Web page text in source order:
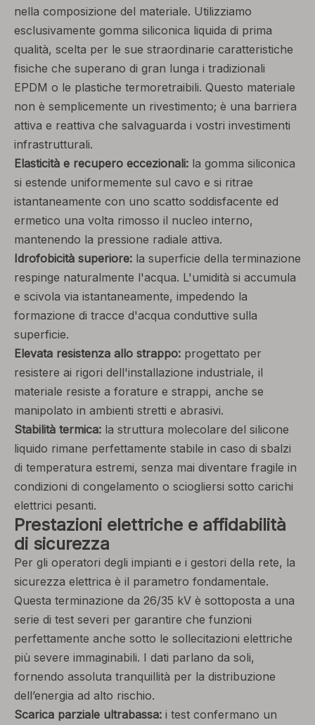
nella composizione del materiale. Utilizziamo
esclusivamente gomma siliconica liquida di prima
qualità, scelta per le sue straordinarie caratteristiche
fisiche che superano di gran lunga i tradizionali
EPDM o le plastiche termoretraibili. Questo materiale
non è semplicemente un rivestimento; è una barriera
attiva e reattiva che salvaguarda i vostri investimenti
infrastrutturali.
Elasticità e recupero eccezionali: la gomma siliconica
si estende uniformemente sul cavo e si ritrae
istantaneamente con uno scatto soddisfacente ed
ermetico una volta rimosso il nucleo interno,
mantenendo la pressione radiale attiva.
Idrofobicità superiore: la superficie della terminazione
respinge naturalmente l'acqua. L'umidità si accumula
e scivola via istantaneamente, impedendo la
formazione di tracce d'acqua conduttive sulla
superficie.
Elevata resistenza allo strappo: progettato per
resistere ai rigori dell'installazione industriale, il
materiale resiste a forature e strappi, anche se
manipolato in ambienti stretti e abrasivi.
Stabilità termica: la struttura molecolare del silicone
liquido rimane perfettamente stabile in caso di sbalzi
di temperatura estremi, senza mai diventare fragile in
condizioni di congelamento o sciogliersi sotto carichi
elettrici pesanti.
Prestazioni elettriche e affidabilità
di sicurezza
Per gli operatori degli impianti e i gestori della rete, la
sicurezza elettrica è il parametro fondamentale.
Questa terminazione da 26/35 kV è sottoposta a una
serie di test severi per garantire che funzioni
perfettamente anche sotto le sollecitazioni elettriche
più severe immaginabili. I dati parlano da soli,
fornendo assoluta tranquillità per la distribuzione
dell’energia ad alto rischio.
Scarica parziale ultrabassa: i test confermano un